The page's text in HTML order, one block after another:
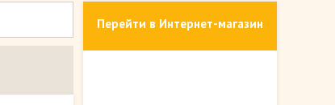
Перейти в Интернет-магазин